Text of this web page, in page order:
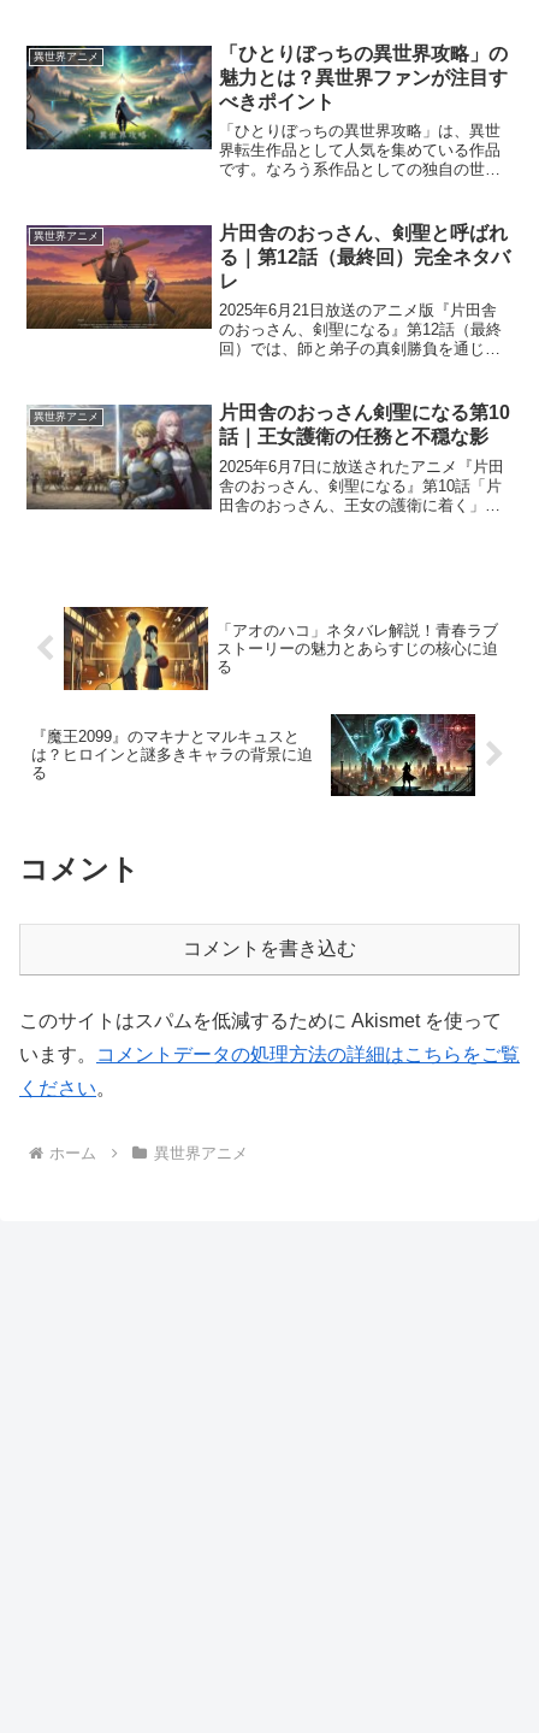
の護衛任務という王命を受け、煌びやか
なセレンディア学園に...
異世界アニメ
「ひとりぼっちの異世界攻略」の
魅力とは？異世界ファンが注目す
べきポイント
「ひとりぼっちの異世界攻略」は、異世
界転生作品として人気を集めている作品
です。なろう系作品としての独自の世界
けています。主人公が異世界で「ひとり
ぼっち」であることの意味...
異世界アニメ
片田舎のおっさん、剣聖と呼ばれ
る｜第12話（最終回）完全ネタバ
レ
2025年6月21日放送のアニメ版『片田舎
のおっさん、剣聖になる』第12話（最終
回）では、師と弟子の真剣勝負を通じて
客を引き寄せた張本人は、かつての教え
子ロゼ。師弟...
異世界アニメ
片田舎のおっさん剣聖になる第10
話｜王女護衛の任務と不穏な影
2025年6月7日に放送されたアニメ『片田
舎のおっさん、剣聖になる』第10話「片
田舎のおっさん、王女の護衛に着く」で
「アオのハコ」ネタバレ解説！青春ラブ
ストーリーの魅力とあらすじの核心に迫
る
『魔王2099』のマキナとマルキュスと
は？ヒロインと謎多きキャラの背景に迫
る
コメント
コメントを書き込む
このサイトはスパムを低減するために Akismet を使って
います。
コメントデータの処理方法の詳細はこちらをご覧
ください。
ホーム 異世界アニメ